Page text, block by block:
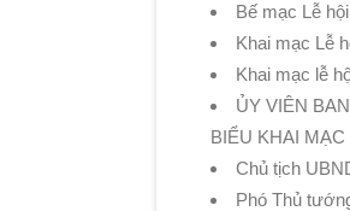
Bế mạc Lễ
Khai mạc Lễ
Khai mạc lễ
ỦY VIÊN
BIỂU KHAI
Chủ tịch
Phó Thủ